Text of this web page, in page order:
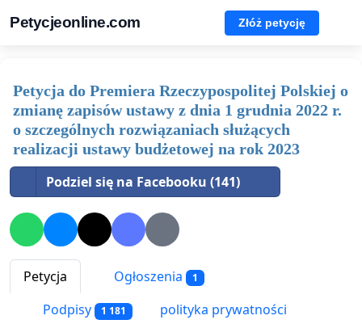
Petycjeonline.com Złóż petycję
Petycja do Premiera Rzeczypospolitej Polskiej o
zmianę zapisów ustawy z dnia 1 grudnia 2022 r.
o szczególnych rozwiązaniach służących
realizacji ustawy budżetowej na rok 2023
Podziel się na Facebooku (141)
Petycja Ogłoszenia 1
Podpisy 1 181 polityka prywatności